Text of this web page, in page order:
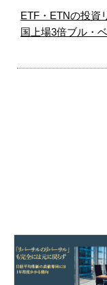
ETF・ETNの投資
国上場3倍ブル・